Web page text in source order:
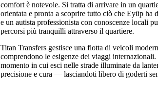
comfort è notevole. Si tratta di arrivare in un
orientata e pronta a scoprire tutto ciò che Eyüp
e un autista professionista con conoscenze locali
percorsi più tranquilli attraverso il quartiere.
Titan Transfers gestisce una flotta di veicoli
comprendono le esigenze dei viaggi
momento in cui esci nelle strade illuminate da
precisione e cura — lasciandoti libero di goderti